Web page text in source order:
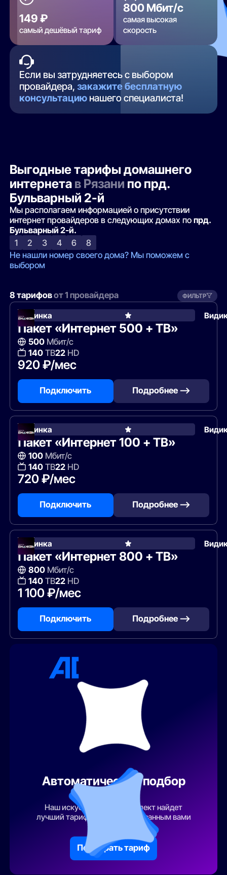
149 ₽
самый дешёвый тариф
800 Мбит/с
самая высокая
скорость
Если вы затрудняетесь с выбором
провайдера,закажите бесплатную
консультацию нашего специалиста!
Выгодные тарифы домашнего
интернета в Рязани по прд.
Бульварный 2-й
Мы располагаем информацией о присутствии
интернет провайдеров в следующих домах попрд.
Бульварный 2-й.
1
2 3 4 6
8
Не нашли номер своего дома? Мы поможем с
выбором
8 тарифовот 1 провайдера ФИЛЬТР
Новинка
Пакет «Интернет 500 + ТВ»
500Мбит/с
140ТВ22HD
920 ₽/мес
Подключить Подробнее —>
Новинка
Пакет «Интернет 100 + ТВ»
100Мбит/с
140ТВ22HD
720 ₽/мес
Подключить Подробнее —>
Новинка
Пакет «Интернет 800 + ТВ»
800Мбит/с
140ТВ22HD
1 100 ₽/мес
Подключить Подробнее —>
Автоматический подбор
Наш искусственный интеллект найдет
лучший тарифный план по указанным вами
Подобрать тариф